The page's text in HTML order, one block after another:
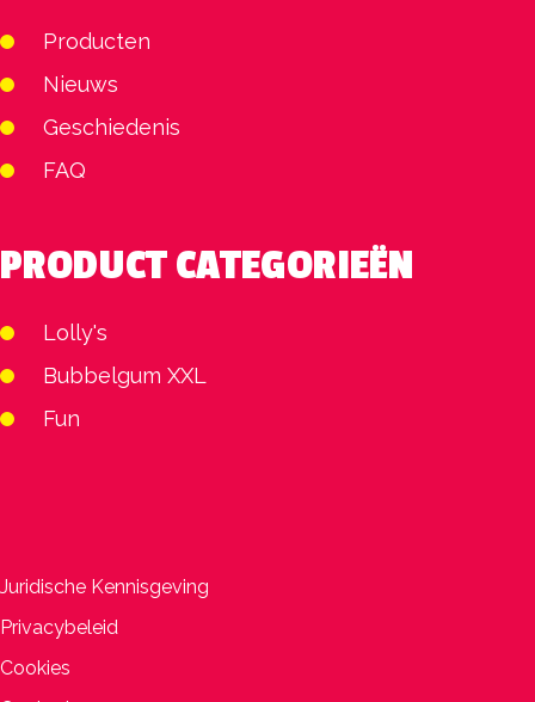
Producten
Nieuws
Geschiedenis
FAQ
PRODUCT CATEGORIEËN
Lolly's
Bubbelgum XXL
Fun
Juridische Kennisgeving
Privacybeleid
Cookies